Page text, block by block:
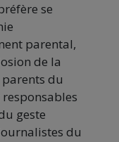
se
parental,
de la
parents du
geste
du